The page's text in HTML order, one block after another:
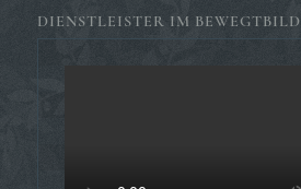
DIENSTLEISTER IM BEWEGTBILD